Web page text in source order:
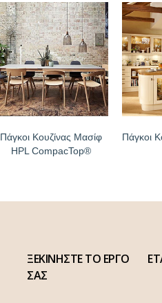
Πάγκοι Κουζίνας Μασίφ
HPL CompacTop®
Πάγκοι
ΞΕΚΙΝΗΣΤΕ ΤΟ ΕΡΓΟ
ΣΑΣ